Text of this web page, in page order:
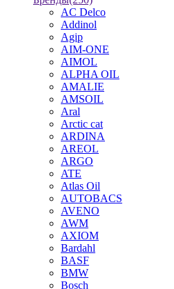
AC Delco
Addinol
Agip
AIM-ONE
AIMOL
ALPHA OIL
AMALIE
AMSOIL
Aral
Arctic cat
ARDINA
AREOL
ARGO
ATE
Atlas Oil
AUTOBACS
AVENO
AWM
AXIOM
Bardahl
BASF
BMW
Bosch